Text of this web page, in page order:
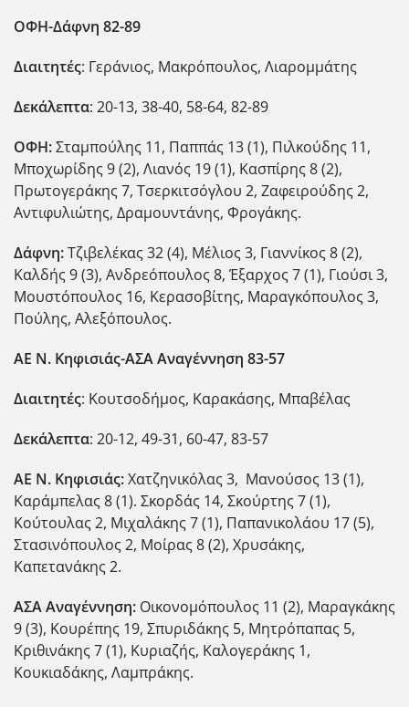
ΟΦΗ-Δάφνη 82-89
Διαιτητές: Γεράνιος, Μακρόπουλος, Λιαρομμάτης
Δεκάλεπτα: 20-13, 38-40, 58-64, 82-89
ΟΦΗ:Σταμπούλης 11, Παππάς 13 (1), Πιλκούδης 11,
Μποχωρίδης 9 (2), Λιανός 19 (1), Κασπίρης 8 (2),
Πρωτογεράκης 7, Τσερκιτσόγλου 2, Ζαφειρούδης 2,
Αντιφυλιώτης, Δραμουντάνης, Φρογάκης.
Δάφνη:Τζιβελέκας 32 (4), Μέλιος 3, Γιαννίκος 8 (2),
Καλδής 9 (3), Ανδρεόπουλος 8, Έξαρχος 7 (1), Γιούσι 3,
Μουστόπουλος 16, Κερασοβίτης, Μαραγκόπουλος 3,
Πούλης, Αλεξόπουλος.
ΑΕ Ν. Κηφισιάς-ΑΣΑ Αναγέννηση 83-57
Διαιτητές: Κουτσοδήμος, Καρακάσης, Μπαβέλας
Δεκάλεπτα: 20-12, 49-31, 60-47, 83-57
ΑΕ Ν. Κηφισιάς:Χατζηνικόλας 3, Μανούσος 13 (1),
Καράμπελας 8 (1). Σκορδάς 14, Σκούρτης 7 (1),
Κούτουλας 2, Μιχαλάκης 7 (1), Παπανικολάου 17 (5),
Στασινόπουλος 2, Μοίρας 8 (2), Χρυσάκης,
Καπετανάκης 2.
ΑΣΑ Αναγέννηση: Οικονομόπουλος 11 (2), Μαραγκάκης
9 (3), Κουρέπης 19, Σπυριδάκης 5, Μητρόπαπας 5,
Κριθινάκης 7 (1), Κυριαζής, Καλογεράκης 1,
Κουκιαδάκης, Λαμπράκης.